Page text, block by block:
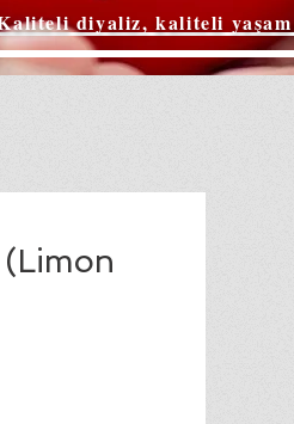
diyaliz, kaliteli yaşam
(Limon